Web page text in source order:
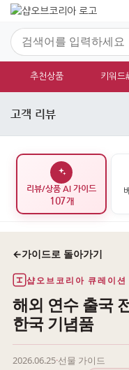
추천상품 키워드
고객 리뷰
리뷰/상품 AI 가이드
107개
←가이드로 돌아가기
샵오브코리아 큐레이션
해외 연수 출국
한국 기념품
2026.06.25·선물 가이드